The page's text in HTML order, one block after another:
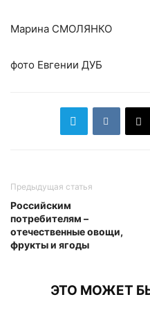
Марина СМОЛЯНКО
фото Евгении ДУБ
Предыдущая статья
Российским
потребителям – ​
отечественные овощи,
фрукты и ягоды
ЭТО МОЖЕТ